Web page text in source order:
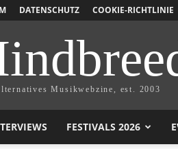
DATENSCHUTZ COOKIE-RICHTLINIE
Musikwebzine, est. 2003
FESTIVALS 2026